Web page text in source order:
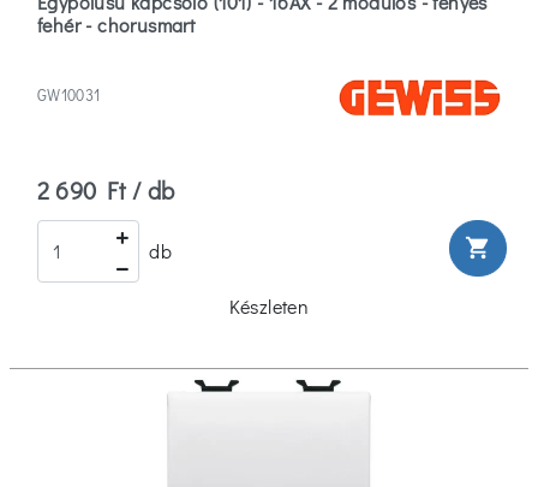
fehér - chorusmart
GW10031
2 690 Ft / db
db shopping_cart
Készleten